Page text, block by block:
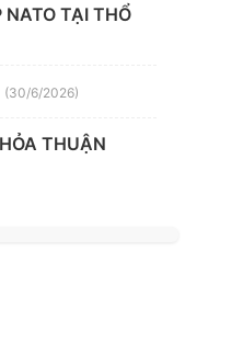
NATO TẠI THỔ
(30/6/2026)
THUẬN